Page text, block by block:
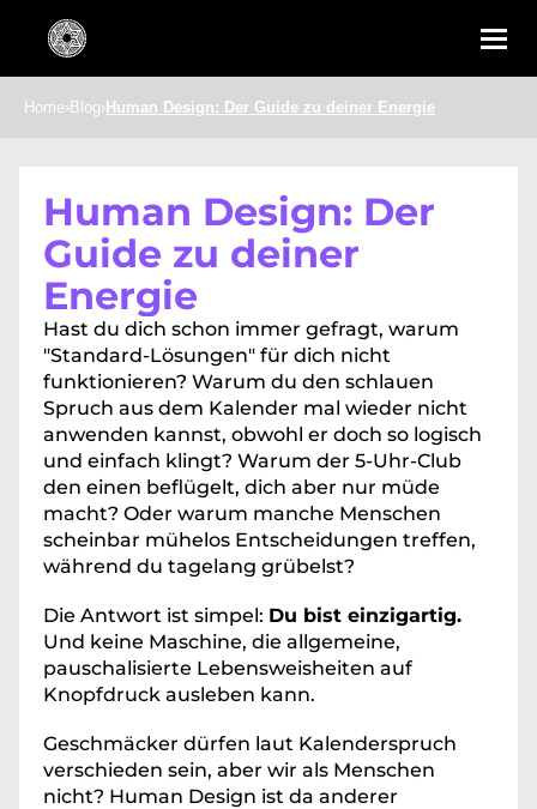
Home›Blog› Human Design: Der Guide zu deiner Energie
Human Design: Der
Guide zu deiner
Energie
Hast du dich schon immer gefragt, warum
"Standard-Lösungen" für dich nicht
funktionieren? Warum du den schlauen
Spruch aus dem Kalender mal wieder nicht
anwenden kannst, obwohl er doch so logisch
und einfach klingt? Warum der 5-Uhr-Club
den einen beflügelt, dich aber nur müde
macht? Oder warum manche Menschen
scheinbar mühelos Entscheidungen treffen,
während du tagelang grübelst?
Die Antwort ist simpel: Du bist einzigartig.
Und keine Maschine, die allgemeine,
pauschalisierte Lebensweisheiten auf
Knopfdruck ausleben kann.
Geschmäcker dürfen laut Kalenderspruch
verschieden sein, aber wir als Menschen
nicht? Human Design ist da anderer